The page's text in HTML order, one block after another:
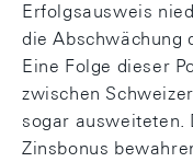
Erfolgsausweis
die Abschwächung
Eine Folge dieser
zwischen
sogar ausweiteten.
Zinsbonus